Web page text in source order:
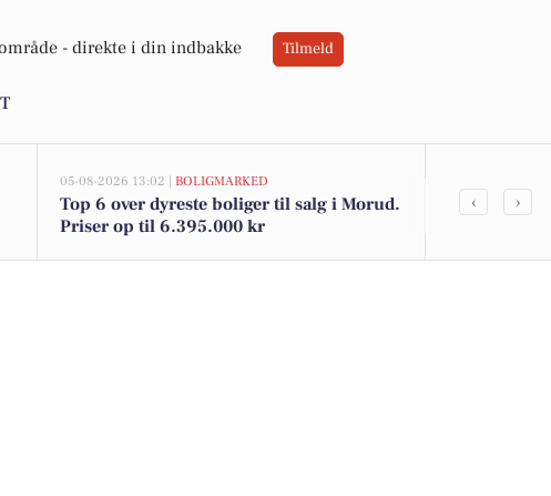
- direkte i din indbakke Tilmeld
05-08-2026 13:02 | BOLIGMARKED
Top 6 over dyreste boliger til salg i Morud.
Priser op til 6.395.000 kr
‹ ›